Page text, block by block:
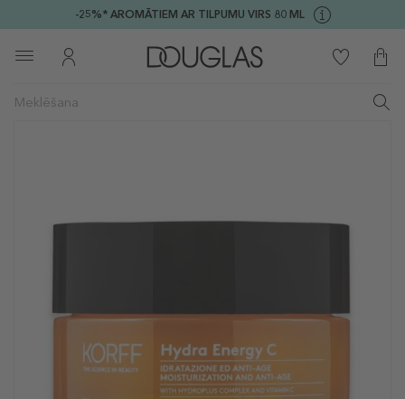
-25%* AROMĀTIEM AR TILPUMU VIRS 80 ML